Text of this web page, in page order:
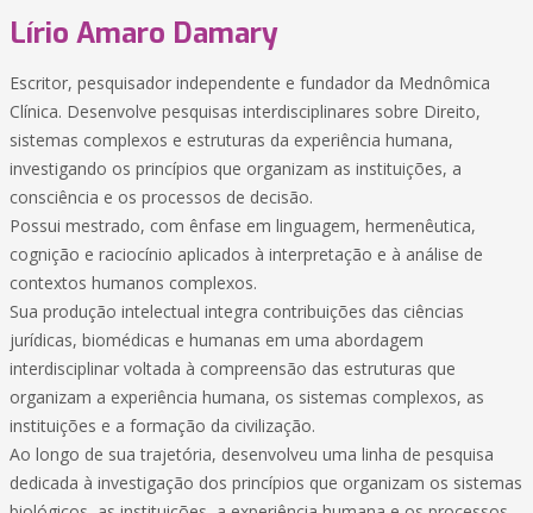
Lírio Amaro Damary
Escritor, pesquisador independente e fundador da Mednômica
Clínica. Desenvolve pesquisas interdisciplinares sobre Direito,
sistemas complexos e estruturas da experiência humana,
investigando os princípios que organizam as instituições, a
consciência e os processos de decisão.
Possui mestrado, com ênfase em linguagem, hermenêutica,
cognição e raciocínio aplicados à interpretação e à análise de
contextos humanos complexos.
Sua produção intelectual integra contribuições das ciências
jurídicas, biomédicas e humanas em uma abordagem
interdisciplinar voltada à compreensão das estruturas que
organizam a experiência humana, os sistemas complexos, as
instituições e a formação da civilização.
Ao longo de sua trajetória, desenvolveu uma linha de pesquisa
dedicada à investigação dos princípios que organizam os sistemas